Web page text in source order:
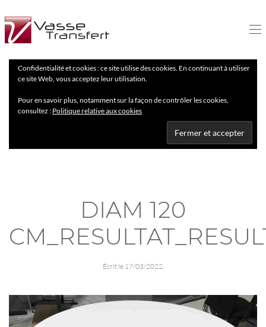
Confidentialité et cookies : ce site utilise des cookies. En continuant à utiliser
ce site Web, vous acceptez leur utilisation.
Pour en savoir plus, notamment sur la façon de contrôler les cookies,
consultez : Politique relative aux cookies
DIAM 120
Écrit le 17/03/2022.